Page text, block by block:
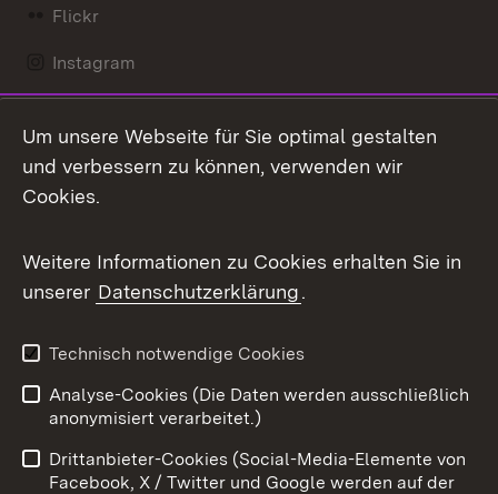
Flickr
Instagram
Mastodon
Messenger
Social Wall
X / Twitter
Youtube
Benutzungshinweise
Barrierefreiheit
Um unsere Webseite für Sie optimal gestalten
und verbessern zu können, verwenden wir
Cookies.
Weitere Informationen zu Cookies erhalten Sie in
unserer Datenschutzerklärung.
Technisch notwendige Cookies
Analyse-Cookies (Die Daten werden ausschließlich
anonymisiert verarbeitet.)
Drittanbieter-Cookies (Social-Media-Elemente von
Facebook, X / Twitter und Google werden auf der